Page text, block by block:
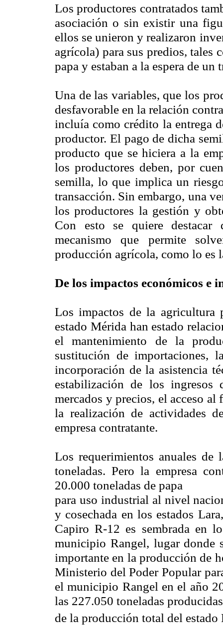
Los productores contratados
asociación o sin existir una
ellos se unieron y realizaron
agrícola) para sus predios, tales
papa y estaban a la espera de un
Una de las variables, que los
desfavorable en la relación
incluía como crédito la entrega
productor. El pago de dicha
producto que se hiciera a la
los productores deben, por
semilla, lo que implica un
transacción. Sin embargo, una
los productores la gestión y
Con esto se quiere
mecanismo que permite
producción agrícola, como lo es
De los impactos económicos e
Los impactos de la
estado Mérida han estado
el mantenimiento de la
sustitución de importaciones,
incorporación de la asistencia
estabilización de los
mercados y precios, el acceso
la realización de actividades
empresa contratante.
Los requerimientos anuales de
toneladas. Pero la empresa
20.000 toneladas de papa
para uso industrial al nivel
y cosechada en los estados
Capiro R-12 es sembrada en
municipio Rangel, lugar donde
importante en la producción de
Ministerio del Poder Popular
el municipio Rangel en el año
las 227.050 toneladas
de la producción total del estado